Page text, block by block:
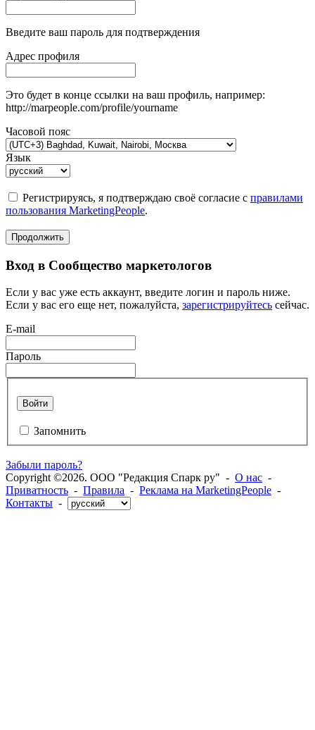
Введите ваш пароль для подтверждения
Адрес профиля
Это будет в конце ссылки на ваш профиль, например:
http://marpeople.com/profile/yourname
Часовой пояс
Язык
Регистрируясь, я подтверждаю своё согласие с правилами
пользования MarketingPeople.
Продолжить
Вход в Сообщество маркетологов
Если у вас уже есть аккаунт, введите логин и пароль ниже.
Если у вас его еще нет, пожалуйста, зарегистрируйтесь сейчас.
E-mail
Пароль
Войти
Запомнить
Забыли пароль?
Copyright ©2026. ООО "Редакция Спарк ру" - О нас -
Приватность - Правила - Реклама на MarketingPeople -
Контакты -